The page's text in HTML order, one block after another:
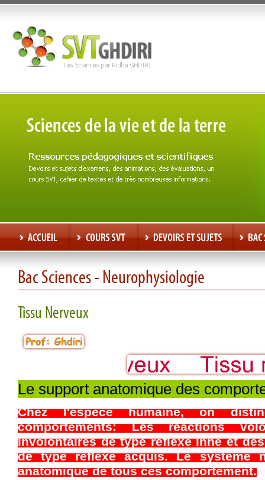
Bac Sciences - Neurophysiologie
Tissu Nerveux
Le support anatomique des
Chez l'espèce humaine, on
comportements: Les réactions
involontaires de type réflexe inné et
de type réflexe acquis. Le système
anatomique de tous ces comportement.